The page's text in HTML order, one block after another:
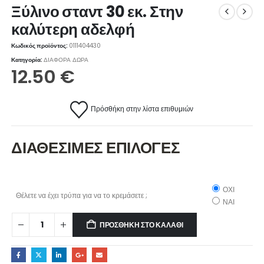
Ξύλινο σταντ 30 εκ. Στην
καλύτερη αδελφή
Κωδικός προϊόντος: 0111404430
Κατηγορία:ΔΙΑΦΟΡΑ ΔΩΡΑ
12.50 €
Πρόσθήκη στην λίστα επιθυμιών
ΔΙΑΘΕΣΙΜΕΣ ΕΠΙΛΟΓΕΣ
Θέλετε να έχει τρύπα για να το κρεμάσετε ;
ΟΧΙ
ΝΑΙ
ΠΡΟΣΘΉΚΗ ΣΤΟ ΚΑΛΆΘΙ